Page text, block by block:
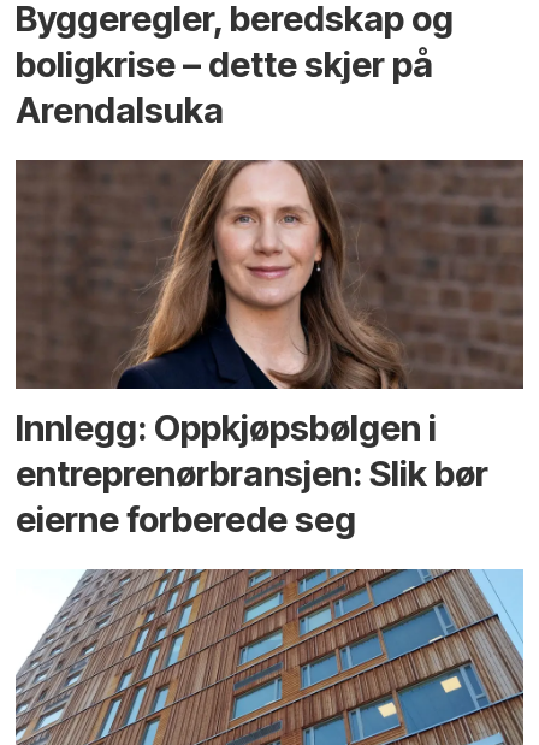
Bygge­regler, beredskap og
bolig­krise – dette skjer på
Arendals­uka
Innlegg: Oppkjøps­bølgen i
entreprenør­bransjen: Slik bør
eierne forberede seg